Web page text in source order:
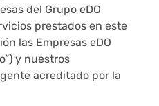
del Grupo eDO
prestados en este
las Empresas eDO
y nuestros
acreditado por la